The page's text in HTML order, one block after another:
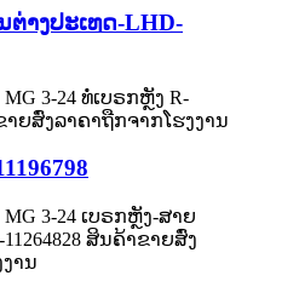
າງປະເທດ-LHD-